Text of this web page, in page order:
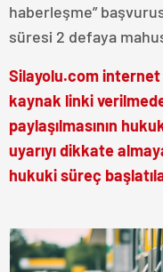
haberleşme”
süresi 2 defaya
Silayolu.com
kaynak linki
paylaşılmasının
uyarıyı dikkate
hukuki süreç